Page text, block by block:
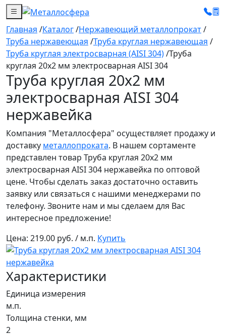
Главная /Каталог/Нержавеющий металлопрокат/
Труба нержавеющая /Труба круглая нержавеющая /
Труба круглая электросварная (AISI 304)/Труба
круглая 20х2 мм электросварная AISI 304
Труба круглая 20х2 мм
электросварная AISI 304
нержавейка
Компания "Металлосфера" осуществляет продажу и
доставку металлопроката. В нашем сортаменте
представлен товар Труба круглая 20х2 мм
электросварная AISI 304 нержавейка по оптовой
цене. Чтобы сделать заказ достаточно оставить
заявку или связаться с нашими менеджерами по
телефону. Звоните нам и мы сделаем для Вас
интересное предложение!
Цена: 219.00 руб. / м.п. Купить
Характеристики
Единица измерения
м.п.
Толщина стенки, мм
2